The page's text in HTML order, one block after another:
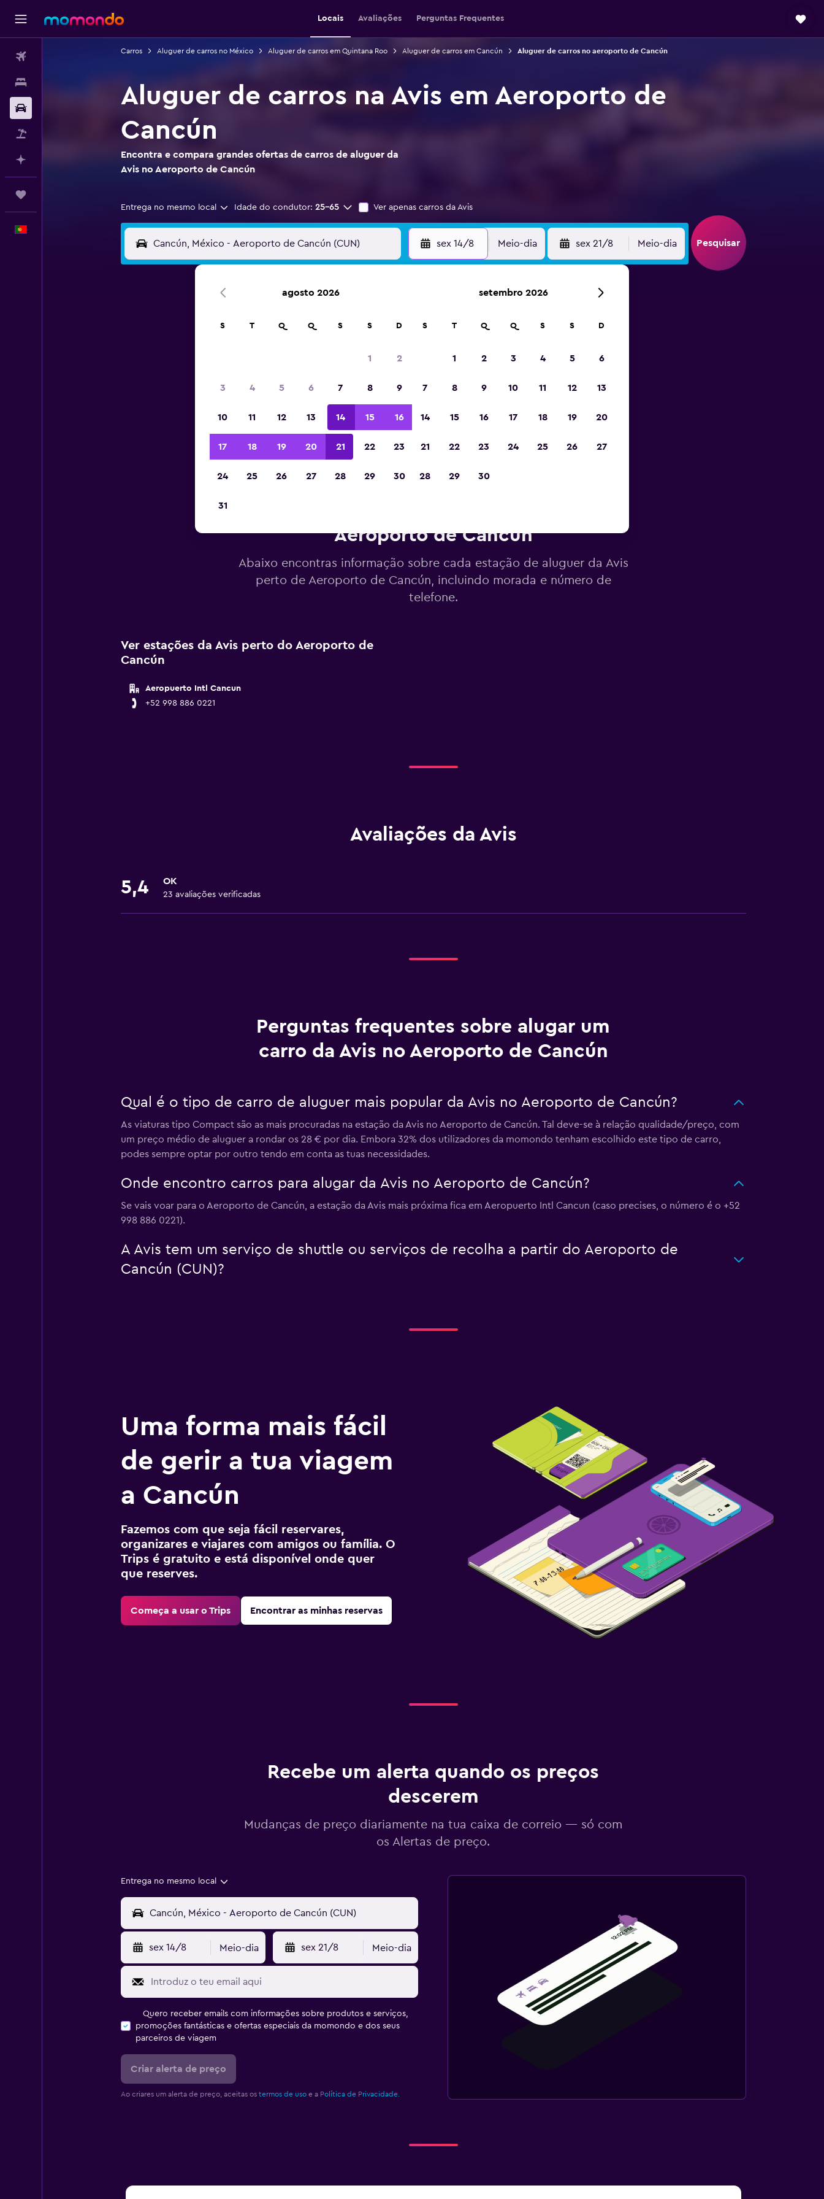
Locais Avaliações Perguntas Frequentes
Carros Aluguer de carros no México Aluguer de carros em Quintana Roo Aluguer de carros em Cancún Aluguer de carros no aeroporto de Cancún
Aluguer de carros na Avis em Aeroporto de
Cancún
Encontra e compara grandes ofertas de carros de aluguer da
Avis no Aeroporto de Cancún
Entrega no mesmo local Idade do condutor: 25-65 Ver apenas carros da Avis
sex 14/8 Meio-dia sex 21/8 Meio-dia Pesquisar
de 2023
Aeroporto de Cancún
Abaixo encontras informação sobre cada estação de aluguer da Avis
perto de Aeroporto de Cancún, incluindo morada e número de
telefone.
Ver estações da Avis perto do Aeroporto de
Cancún
Aeropuerto Intl Cancun
+52 998 886 0221
Avaliações da Avis
5,4 OK
23 avaliações verificadas
Perguntas frequentes sobre alugar um
carro da Avis no Aeroporto de Cancún
Qual é o tipo de carro de aluguer mais popular da Avis no Aeroporto de Cancún?
As viaturas tipo Compact são as mais procuradas na estação da Avis no Aeroporto de Cancún. Tal deve-se à relação qualidade/preço, com
um preço médio de aluguer a rondar os 28 € por dia. Embora 32% dos utilizadores da momondo tenham escolhido este tipo de carro,
podes sempre optar por outro tendo em conta as tuas necessidades.
Onde encontro carros para alugar da Avis no Aeroporto de Cancún?
Se vais voar para o Aeroporto de Cancún, a estação da Avis mais próxima fica em Aeropuerto Intl Cancun (caso precises, o número é o +52
998 886 0221).
A Avis tem um serviço de shuttle ou serviços de recolha a partir do Aeroporto de
Cancún (CUN)?
Uma forma mais fácil
de gerir a tua viagem
a Cancún
Fazemos com que seja fácil reservares,
organizares e viajares com amigos ou família. O
Trips é gratuito e está disponível onde quer
que reserves.
Começa a usar o Trips Encontrar as minhas reservas
Recebe um alerta quando os preços
descerem
Mudanças de preço diariamente na tua caixa de correio — só com
os Alertas de preço.
Entrega no mesmo local
sex 14/8 Meio-dia sex 21/8 Meio-dia
Quero receber emails com informações sobre produtos e serviços,
promoções fantásticas e ofertas especiais da momondo e dos seus
parceiros de viagem
Criar alerta de preço
Ao criares um alerta de preço, aceitas os termos de usoe a Política de Privacidade.
agosto 2026
S T Q Q S S D
1 2
3 4 5 6 7 8 9
10 11 12 13 14 15 16
17 18 19 20 21 22 23
24 25 26 27 28 29 30
31
setembro 2026
S T Q Q S S D
1 2 3 4 5 6
7 8 9 10 11 12 13
14 15 16 17 18 19 20
21 22 23 24 25 26 27
28 29 30